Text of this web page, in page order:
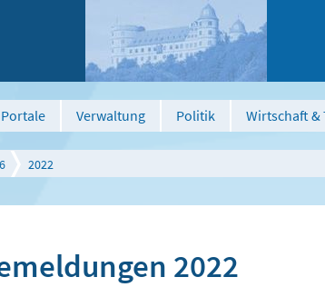
Verwaltung Politik Wirtschaft &
2022
2022